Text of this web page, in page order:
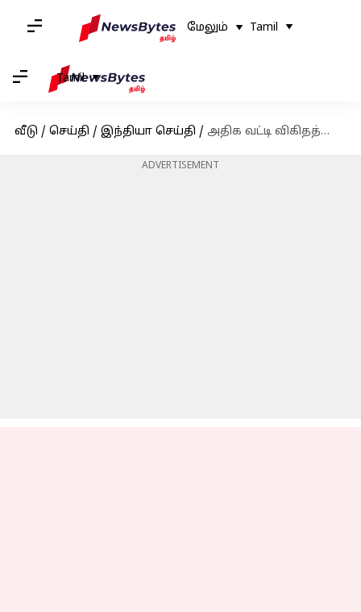
மேலும் Tamil
Tamil
வீடு / செய்தி / இந்தியா செய்தி / அதிக வட்டி விகிதத்தைக் கொண்ட அரசின் சேமிப்புத் திட்டங்கள்!
ADVERTISEMENT